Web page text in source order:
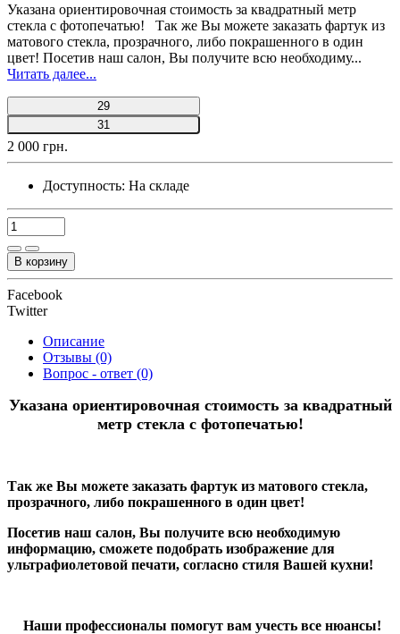
Указана ориентировочная стоимость за квадратный метр
стекла с фотопечатью! Так же Вы можете заказать фартук из
матового стекла, прозрачного, либо покрашенного в один
цвет! Посетив наш салон, Вы получите всю необходиму...
Читать далее...
29
31
2 000 грн.
Доступность: На складе
В корзину
Facebook
Twitter
Описание
Отзывы (0)
Вопрос - ответ (0)
Указана ориентировочная стоимость за квадратный
метр стекла с фотопечатью!
Так же Вы можете заказать фартук из матового стекла,
прозрачного, либо покрашенного в один цвет!
Посетив наш салон, Вы получите всю необходимую
информацию, сможете подобрать изображение для
ультрафиолетовой печати, согласно стиля Вашей кухни!
Наши профессионалы помогут вам учесть все нюансы!